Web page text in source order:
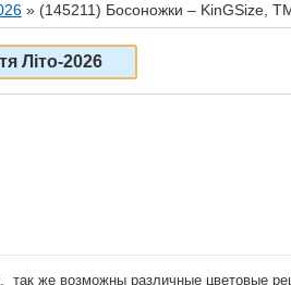
» (145211) Босоножки – KinGSize,
Літо-2026
же возможны различные цветовые